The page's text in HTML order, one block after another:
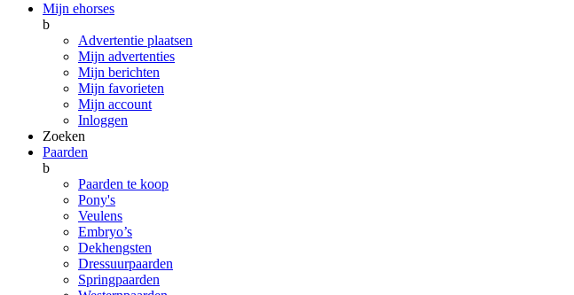
Mijn ehorses
b
Advertentie plaatsen
Mijn advertenties
Mijn berichten
Mijn favorieten
Mijn account
Inloggen
Zoeken
Paarden
b
Paarden te koop
Pony's
Veulens
Embryo’s
Dekhengsten
Dressuurpaarden
Springpaarden